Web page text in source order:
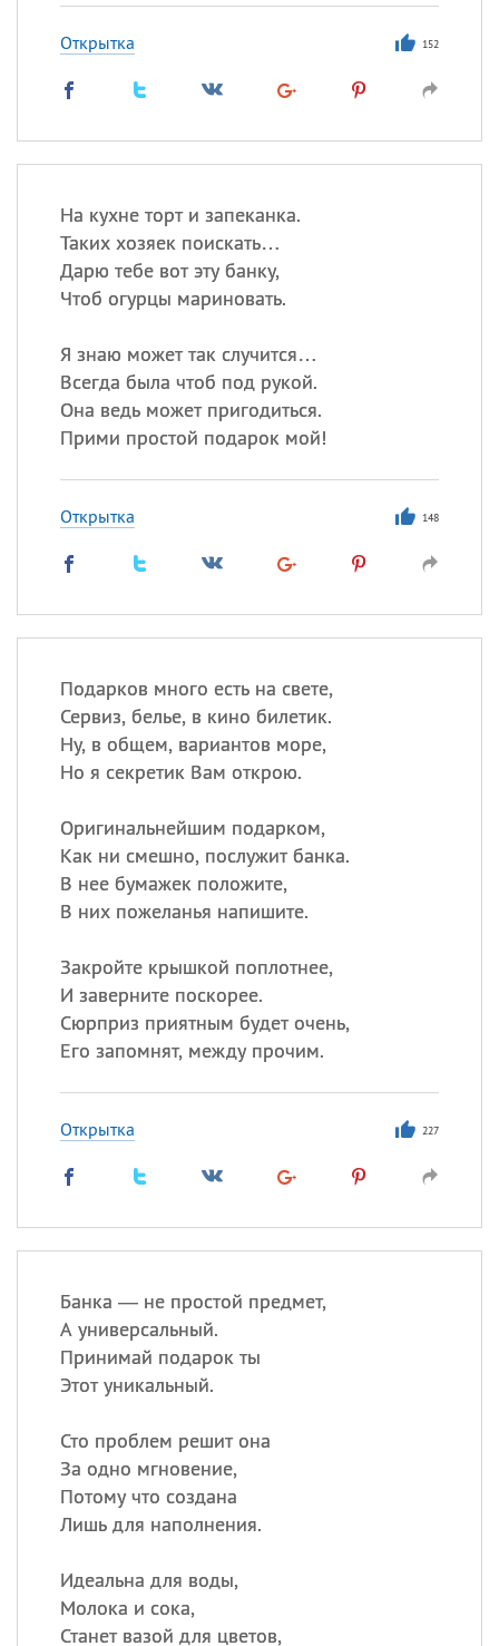
Открытка 152
На кухне торт и запеканка.
Таких хозяек поискать…
Дарю тебе вот эту банку,
Чтоб огурцы мариновать.
Я знаю может так случится…
Всегда была чтоб под рукой.
Она ведь может пригодиться.
Прими простой подарок мой!
Открытка 148
Подарков много есть на свете,
Сервиз, белье, в кино билетик.
Ну, в общем, вариантов море,
Но я секретик Вам открою.
Оригинальнейшим подарком,
Как ни смешно, послужит банка.
В нее бумажек положите,
В них пожеланья напишите.
Закройте крышкой поплотнее,
И заверните поскорее.
Сюрприз приятным будет очень,
Его запомнят, между прочим.
Открытка 227
Банка — не простой предмет,
А универсальный.
Принимай подарок ты
Этот уникальный.
Сто проблем решит она
За одно мгновение,
Потому что создана
Лишь для наполнения.
Идеальна для воды,
Молока и сока,
Станет вазой для цветов,